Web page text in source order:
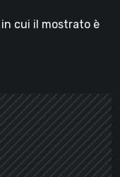
in cui il mostrato è